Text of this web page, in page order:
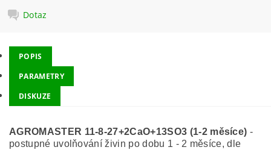
Dotaz
POPIS
PARAMETRY
DISKUZE
AGROMASTER 11-8-27+2CaO+13SO3 (1-2 měsíce) -
postupné uvolňování živin po dobu 1 - 2 měsíce, dle